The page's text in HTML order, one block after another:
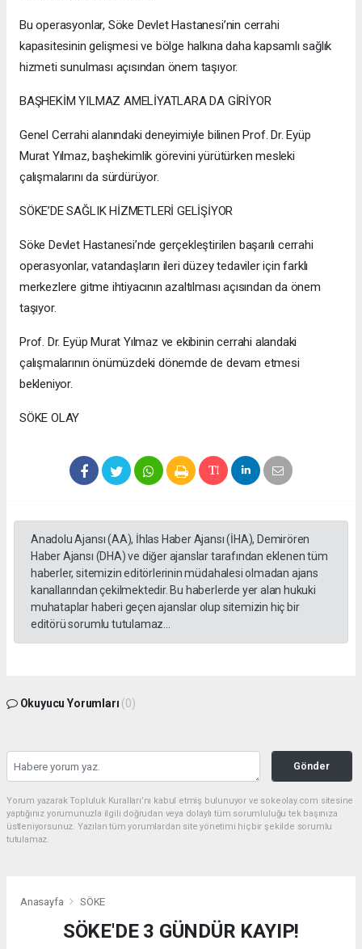
Bu operasyonlar, Söke Devlet Hastanesi’nin cerrahi
kapasitesinin gelişmesi ve bölge halkına daha kapsamlı sağlık
hizmeti sunulması açısından önem taşıyor.
BAŞHEKİM YILMAZ AMELİYATLARA DA GİRİYOR
Genel Cerrahi alanındaki deneyimiyle bilinen Prof. Dr. Eyüp
Murat Yılmaz, başhekimlik görevini yürütürken mesleki
çalışmalarını da sürdürüyor.
SÖKE’DE SAĞLIK HİZMETLERİ GELİŞİYOR
Söke Devlet Hastanesi’nde gerçekleştirilen başarılı cerrahi
operasyonlar, vatandaşların ileri düzey tedaviler için farklı
merkezlere gitme ihtiyacının azaltılması açısından da önem
taşıyor.
Prof. Dr. Eyüp Murat Yılmaz ve ekibinin cerrahi alandaki
çalışmalarının önümüzdeki dönemde de devam etmesi
bekleniyor.
SÖKE OLAY
Anadolu Ajansı (AA), İhlas Haber Ajansı (İHA), Demirören
Haber Ajansı (DHA) ve diğer ajanslar tarafından eklenen tüm
haberler, sitemizin editörlerinin müdahalesi olmadan ajans
kanallarından çekilmektedir. Bu haberlerde yer alan hukuki
muhataplar haberi geçen ajanslar olup sitemizin hiç bir
editörü sorumlu tutulamaz...
Okuyucu Yorumları (0)
Gönder
Yorum yazarak Topluluk Kuralları’nı kabul etmiş bulunuyor ve sokeolay.com sitesine
yaptığınız yorumunuzla ilgili doğrudan veya dolaylı tüm sorumluluğu tek başınıza
üstleniyorsunuz. Yazılan tüm yorumlardan site yönetimi hiçbir şekilde sorumlu
tutulamaz.
Anasayfa SÖKE
SÖKE'DE 3 GÜNDÜR KAYIP!